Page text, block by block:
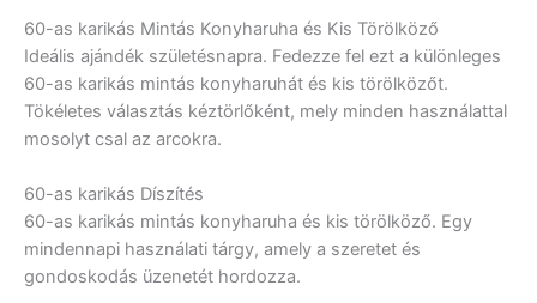
60-as karikás Mintás Konyharuha és Kis Törölköző
Ideális ajándék születésnapra. Fedezze fel ezt a különleges
60-as karikás mintás konyharuhát és kis törölközőt.
Tökéletes választás kéztörlőként, mely minden használattal
mosolyt csal az arcokra.
60-as karikás Díszítés
60-as karikás mintás konyharuha és kis törölköző. Egy
mindennapi használati tárgy, amely a szeretet és
gondoskodás üzenetét hordozza.